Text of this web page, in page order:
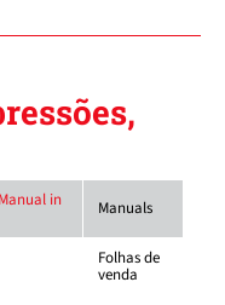
in Manuals
Folhas de
venda